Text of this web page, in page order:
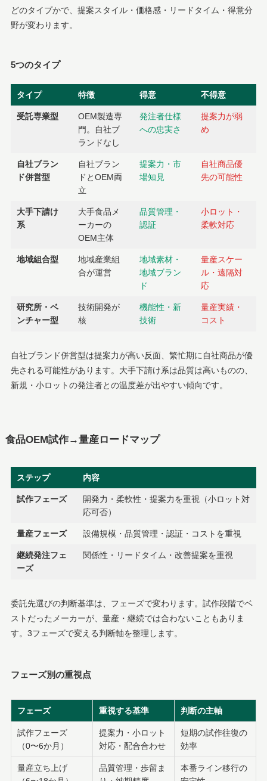
どのタイプかで、提案スタイル・価格感・リードタイム・得意分
野が変わります。
5つのタイプ
タイプ 特徴 得意 不得意
受託専業型
OEM製造専
門。自社ブ
ランドなし
発注者仕様
への忠実さ
提案力が弱
め
自社ブラン
ド併営型
自社ブラン
ドとOEM両
立
提案力・市
場知見
自社商品優
先の可能性
大手下請け
系
大手食品メ
ーカーの
OEM主体
品質管理・
認証
小ロット・
柔軟対応
地域組合型
地域産業組
合が運営
地域素材・
地域ブラン
ド
量産スケー
ル・遠隔対
応
研究所・ベ
ンチャー型
技術開発が
核
機能性・新
技術
量産実績・
コスト
自社ブランド併営型は提案力が高い反面、繁忙期に自社商品が優
先される可能性があります。大手下請け系は品質は高いものの、
新規・小ロットの発注者との温度差が出やすい傾向です。
食品OEM試作→量産ロードマップ
ステップ 内容
試作フェーズ
開発力・柔軟性・提案力を重視（小ロット対
応可否）
量産フェーズ 設備規模・品質管理・認証・コストを重視
継続発注フェ
ーズ
関係性・リードタイム・改善提案を重視
委託先選びの判断基準は、フェーズで変わります。試作段階でベ
ストだったメーカーが、量産・継続では合わないこともありま
す。3フェーズで変える判断軸を整理します。
フェーズ別の重視点
フェーズ 重視する基準 判断の主軸
試作フェーズ
（0〜6か月）
提案力・小ロット
対応・配合合わせ
短期の試作往復の
効率
量産立ち上げ
品質管理・歩留ま
本番ライン移行の